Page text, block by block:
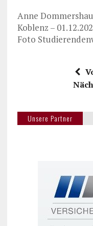
Anne
Koblenz –
Foto
Unsere Partner